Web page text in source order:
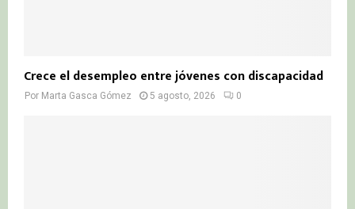
Crece el desempleo entre jóvenes con discapacidad
Por Marta Gasca Gómez 5 agosto, 2026 0